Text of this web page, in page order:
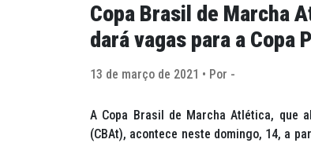
Copa Brasil de Marcha
dará vagas para a Copa
13 de março de 2021 • Por -
A Copa Brasil de Marcha Atlética, que
(CBAt), acontece neste domingo, 14, a